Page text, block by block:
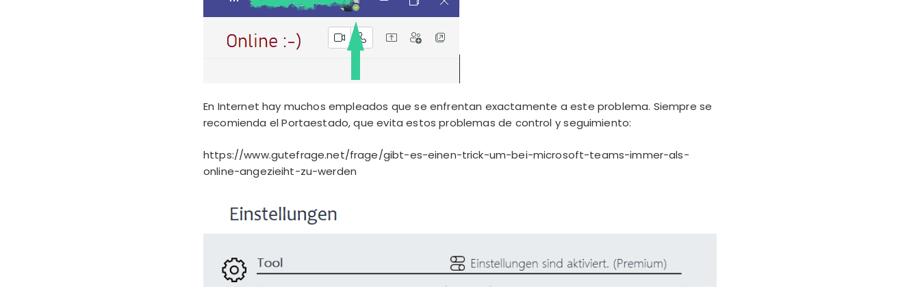
En Internet hay muchos empleados que se enfrentan exactamente a este problema. Siempre se
recomienda el Portaestado, que evita estos problemas de control y seguimiento:
https://www.gutefrage.net/frage/gibt-es-einen-trick-um-bei-microsoft-teams-immer-als-
online-angezieiht-zu-werden